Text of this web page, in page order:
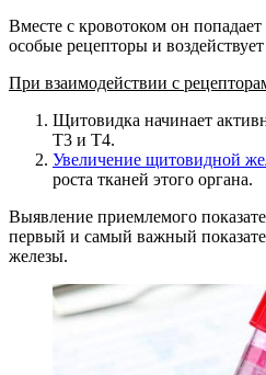
Вместе с кровотоком он
особые рецепторы и
При взаимодействии с
Щитовидка начинает
Т3 и Т4.
Увеличение щитовидной
роста тканей этого органа.
Выявление приемлемого
первый и самый важный
железы.